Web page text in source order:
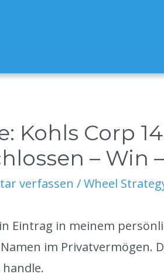
Kohls Corp
– Win
verfassen /Wheel
Eintrag in meinem
im Privatvermögen.
handle.